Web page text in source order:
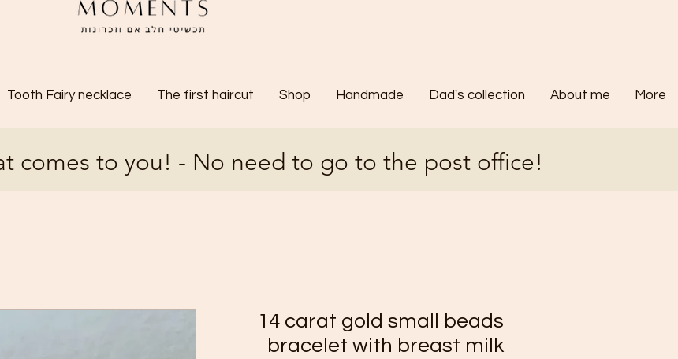
Tooth Fairy necklace The first haircut Shop Handmade Dad's collection About me More
comes to you! - No need to go to the post office!
14 carat gold small beads
bracelet with breast milk